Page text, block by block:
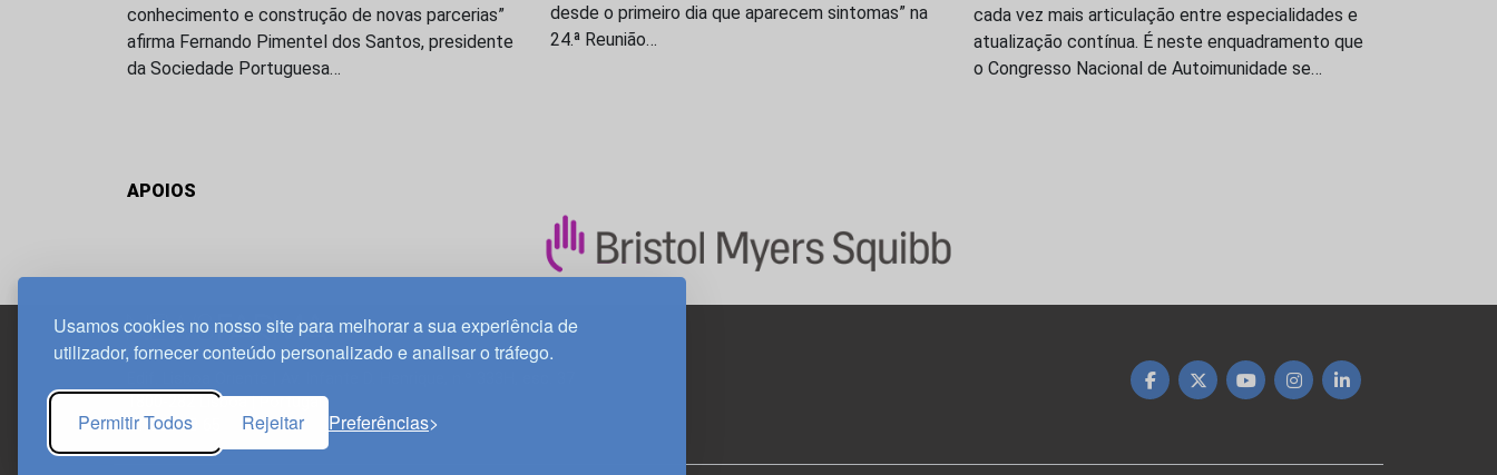
Usamos cookies no nosso site para melhorar a sua experiência de
utilizador, fornecer conteúdo personalizado e analisar o tráfego.
Permitir Todos Rejeitar Preferências
conhecimento e construção de novas parcerias”
afirma Fernando Pimentel dos Santos, presidente
da Sociedade Portuguesa…
desde o primeiro dia que aparecem sintomas” na
24.ª Reunião…
cada vez mais articulação entre especialidades e
atualização contínua. É neste enquadramento que
o Congresso Nacional de Autoimunidade se…
APOIOS
1800-282 Lisboa | Portugal
21 850 40 65